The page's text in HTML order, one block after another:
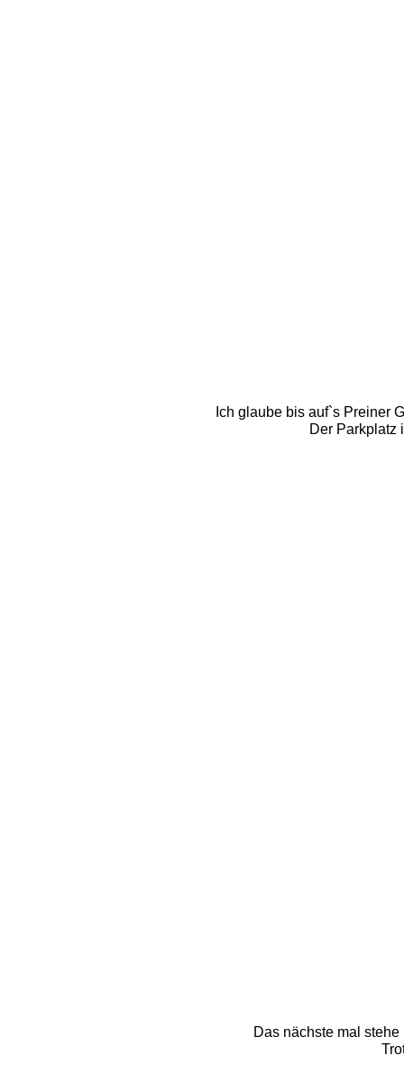
Ich glaube bis auf`s Preiner
Der Parkplatz
Das nächste mal